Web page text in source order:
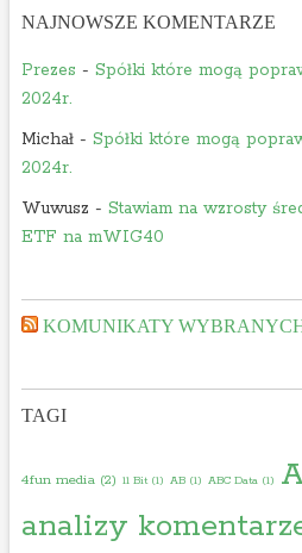
NAJNOWSZE KOMENTARZE
Prezes - Spółki które mogą
2024r.
Michał- Spółki które mogą
2024r.
Wuwusz - Stawiam na wzrosty
ETF na mWIG40
KOMUNIKATY
TAGI
4fun media(2) 11 Bit(1) AB(1) ABC Data(1)
analizy